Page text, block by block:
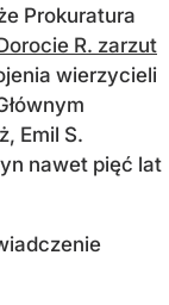
Prokuratura
R. zarzut
wierzycieli
Emil S.
nawet pięć lat